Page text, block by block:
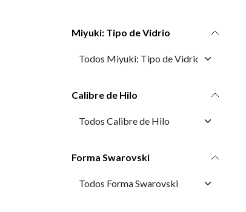
Miyuki: Tipo de Vidrio
Calibre de Hilo
Forma Swarovski